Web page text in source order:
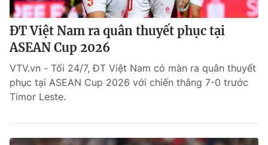
ĐT Việt Nam ra quân thuyết phục tại
ASEAN Cup 2026
VTV.vn - Tối 24/7, ĐT Việt Nam có màn ra quân thuyết
phục tại ASEAN Cup 2026 với chiến thắng 7-0 trước
Timor Leste.